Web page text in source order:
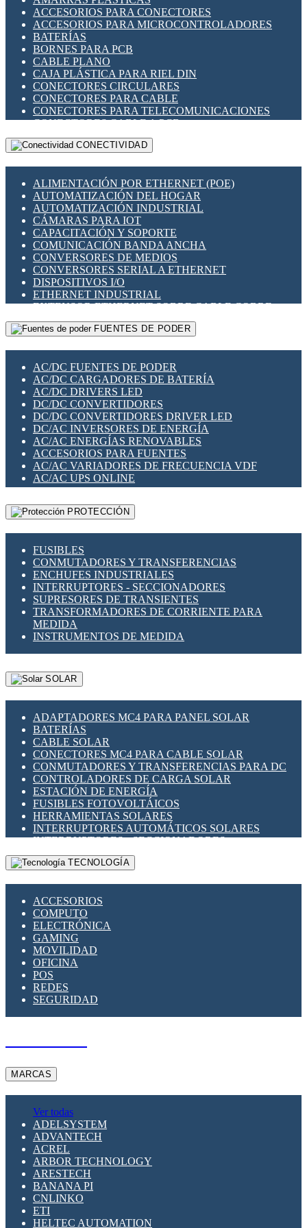
INDICADORES PARA PANEL
INTERFACES DE RELÉ
INTERRUPTORES FIN DE CARRERA
LLAVES CONMUTADORAS
MEDIDORES DE ENERGÍA Y TC'S DE CORRIENTE
MOTORES PASO A PASO
PANTALLAS HMI
PLC -CONTROLADORES LÓGICO PROGRAMABLES
PROGRAMADORES DE HORARIO
RELÉS DE PROTECCIÓN
SENSORES CAPACITIVOS
SENSORES INDUCTIVOS
TEMPORIZADORES
VARIACS
VARIADORES DE FRECUENCIA [VDF]
SECCIONADORES - INTERRUPTORES
MAQUINARIA
ACCESORIOS PARA CONECTORES
ACCESORIOS PARA MICROCONTROLADORES
BATERÍAS
BORNES PARA PCB
CABLE PLANO
CAJA PLÁSTICA PARA RIEL DIN
CONECTORES CIRCULARES
CONECTORES PARA CABLE
CONECTORES PARA TELECOMUNICACIONES
CONECTORES CABLE A PCB
CONECTORES PCB A CABLE
DIP SWITCHES
HERRAMIENTAS VARIAS
ILUMINACIÓN LED
INTERRUPTORES REED
INTERFACES DE RELÉ
OTROS RELÉS
PROTECCIÓN TÉRMICA
RELÉS AUTOMOTRICES
RELÉS DE SEÑAL
RELÉS DE ESTADO SÓLIDO SSR
RELÉS INDUSTRIALES
RELÉS MINIATURA DE POTENCIA
SENSORES MAGNÉTICOS
SWITCH Y MICROSWITCH
TARJETAS PI
UNIÓN Y DERIVACIÓN DE CABLE
CONECTIVIDAD
ALIMENTACIÓN POR ETHERNET (POE)
AUTOMATIZACIÓN DEL HOGAR
AUTOMATIZACIÓN INDUSTRIAL
CÁMARAS PARA IOT
CAPACITACIÓN Y SOPORTE
COMUNICACIÓN BANDA ANCHA
CONVERSORES DE MEDIOS
CONVERSORES SERIAL A ETHERNET
DISPOSITIVOS I/O
ETHERNET INDUSTRIAL
EXTENSOR ETHERNET SOBRE CABLE COBRE
GATEWAY LORAWAN
GESTIÓN DE REDES
PLACAS MODULARES IOT
SWITCHES Y REDES WIFI
SOLUCIONES IOT
SOLUCIONES LORAWAN
SOLUCIONES RED CELULAR
SEGURIDAD PARA REDES
SWITCHES LAN
TELEFONÍA IP (VOIP)
VIGILANCIA IP (CCTV)
MESHTASTIC
FUENTES DE PODER
AC/DC FUENTES DE PODER
AC/DC CARGADORES DE BATERÍA
AC/DC DRIVERS LED
DC/DC CONVERTIDORES
DC/DC CONVERTIDORES DRIVER LED
DC/AC INVERSORES DE ENERGÍA
AC/AC ENERGÍAS RENOVABLES
ACCESORIOS PARA FUENTES
AC/AC VARIADORES DE FRECUENCIA VDF
AC/AC UPS ONLINE
PROTECCIÓN
FUSIBLES
CONMUTADORES Y TRANSFERENCIAS
ENCHUFES INDUSTRIALES
INTERRUPTORES - SECCIONADORES
SUPRESORES DE TRANSIENTES
TRANSFORMADORES DE CORRIENTE PARA
MEDIDA
INSTRUMENTOS DE MEDIDA
SOLAR
ADAPTADORES MC4 PARA PANEL SOLAR
BATERÍAS
CABLE SOLAR
CONECTORES MC4 PARA CABLE SOLAR
CONMUTADORES Y TRANSFERENCIAS PARA DC
CONTROLADORES DE CARGA SOLAR
ESTACIÓN DE ENERGÍA
FUSIBLES FOTOVOLTÁICOS
HERRAMIENTAS SOLARES
INTERRUPTORES AUTOMÁTICOS SOLARES
INTERRUPTORES - SECCIONADORES
FOTOVOLTÁICOS
MONTAJE PANEL SOLAR
SUPRESOR DE TRANSIENTES SPDS PARA
APLICACIONES FOTOVOLTAICAS
TECNOLOGÍA
ACCESORIOS
COMPUTO
ELECTRÓNICA
GAMING
MOVILIDAD
OFICINA
POS
REDES
SEGURIDAD
MARCAS
Ver todas
ADELSYSTEM
ADVANTECH
ACREL
ARBOR TECHNOLOGY
ARESTECH
BANANA PI
CNLINKO
ETI
HELTEC AUTOMATION